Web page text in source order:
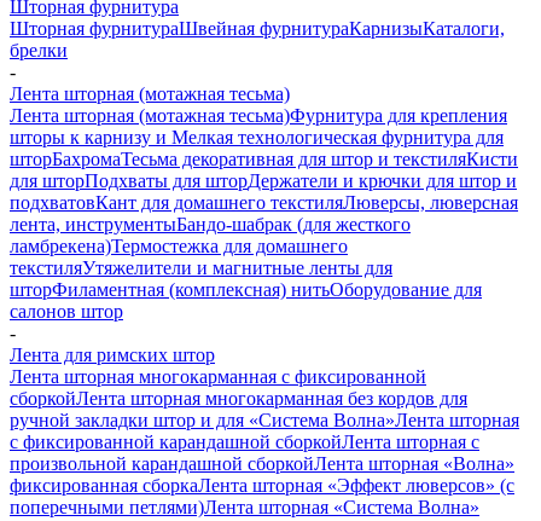
Шторная фурнитура
Шторная фурнитураШвейная фурнитураКарнизыКаталоги,
брелки
-
Лента шторная (мотажная тесьма)
Лента шторная (мотажная тесьма)Фурнитура для крепления
шторы к карнизу и Мелкая технологическая фурнитура для
шторБахромаТесьма декоративная для штор и текстиляКисти
для шторПодхваты для шторДержатели и крючки для штор и
подхватовКант для домашнего текстиляЛюверсы, люверсная
лента, инструментыБандо-шабрак (для жесткого
ламбрекена)Термостежка для домашнего
текстиляУтяжелители и магнитные ленты для
шторФиламентная (комплексная) нитьОборудование для
салонов штор
-
Лента для римских штор
Лента шторная многокарманная с фиксированной
сборкойЛента шторная многокарманная без кордов для
ручной закладки штор и для «Система Волна»Лента шторная
с фиксированной карандашной сборкойЛента шторная с
произвольной карандашной сборкойЛента шторная «Волна»
фиксированная сборкаЛента шторная «Эффект люверсов» (с
поперечными петлями)Лента шторная «Система Волна»